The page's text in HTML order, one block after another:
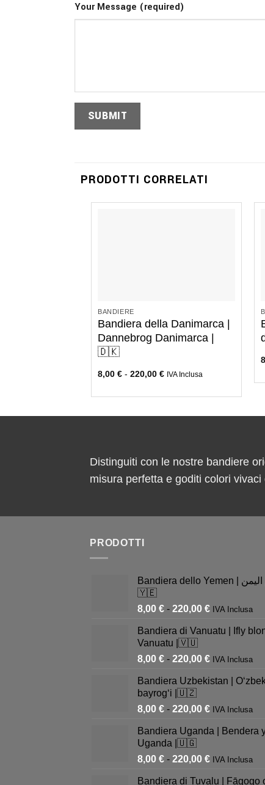
Your Message (required)
PRODOTTI CORRELATI
BANDIERE
Bandiera della Danimarca |
Dannebrog Danimarca |
🇩🇰
8,00€ - 220,00€ IVA Inclusa
Distinguiti con le nostre bandiere
misura perfetta e goditi colori
PRODOTTI
Bandiera dello Yemen | علم اليمن |
🇾🇪
8,00 € - 220,00 € IVA Inclusa
Bandiera di Vanuatu | Ifly
Vanuatu |🇻🇺
8,00 € - 220,00 € IVA Inclusa
Bandiera Uzbekistan |
bayrogʻi |🇺🇿
8,00 € - 220,00 € IVA Inclusa
Bandiera Uganda | Bendera
Uganda |🇺🇬
8,00 € - 220,00 € IVA Inclusa
Bandiera di Tuvalu | Fāgogo